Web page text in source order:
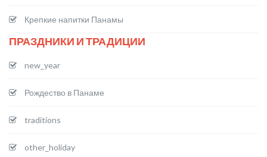
Крепкие напитки Панамы
ПРАЗДНИКИ И ТРАДИЦИИ
new_year
Рождество в Панаме
traditions
other_holiday